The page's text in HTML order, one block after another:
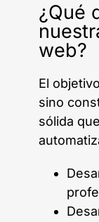
¿Qué
web?
El
sino
sólida